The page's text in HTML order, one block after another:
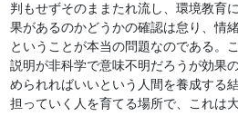
判もせずそのままたれ流し、環境教育
果があるのかどうかの確認は怠り、情
ということが本当の問題なのである。
説明が非科学で意味不明だろうが効果
められればいいという人間を養成する
担っていく人を育てる場所で、これは